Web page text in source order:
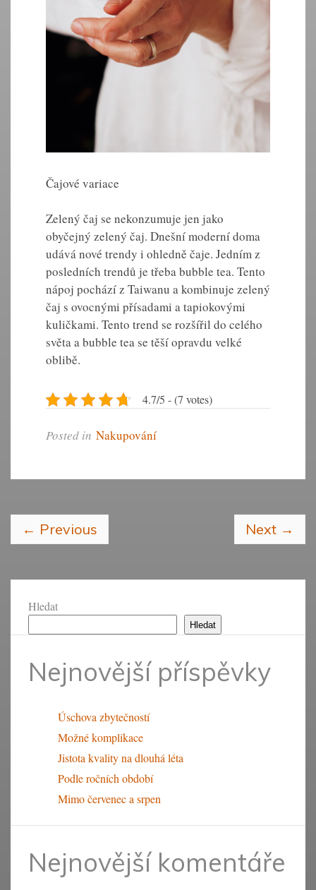
Čajové variace
Zelený čaj se nekonzumuje jen jako
obyčejný zelený čaj. Dnešní moderní doma
udává nové trendy i ohledně čaje. Jedním z
posledních trendů je třeba bubble tea. Tento
nápoj pochází z Taiwanu a kombinuje zelený
čaj s ovocnými přísadami a tapiokovými
kuličkami. Tento trend se rozšířil do celého
světa a bubble tea se těší opravdu velké
oblibě.
4.7/5 - (7 votes)
Posted in Nakupování
← Previous Next →
Hledat
Hledat
Nejnovější příspěvky
Úschova zbytečností
Možné komplikace
Jistota kvality na dlouhá léta
Podle ročních období
Mimo červenec a srpen
Nejnovější komentáře